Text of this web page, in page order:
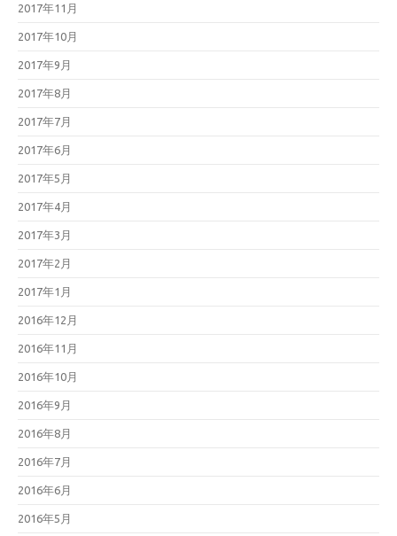
2017年11月
2017年10月
2017年9月
2017年8月
2017年7月
2017年6月
2017年5月
2017年4月
2017年3月
2017年2月
2017年1月
2016年12月
2016年11月
2016年10月
2016年9月
2016年8月
2016年7月
2016年6月
2016年5月